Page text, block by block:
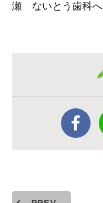
瀬 ないとう歯科へ